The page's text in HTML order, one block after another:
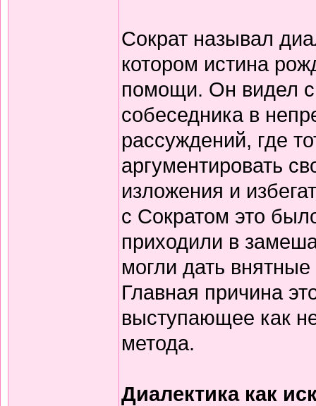
Сократ называл
котором истина
помощи. Он видел
собеседника в
рассуждений, где
аргументировать
изложения и
с Сократом это
приходили в
могли дать
Главная причина
выступающее как
метода.
Диалектика как